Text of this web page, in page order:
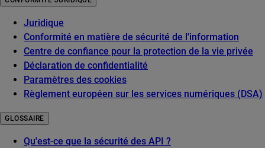
Juridique
Conformité en matière de sécurité de l'information
Centre de confiance pour la protection de la vie privée
Déclaration de confidentialité
Paramètres des cookies
Règlement européen sur les services numériques (DSA)
GLOSSAIRE
Qu'est-ce que la sécurité des API ?